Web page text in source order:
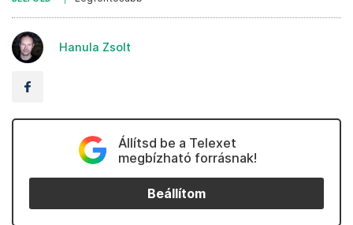
Hanula Zsolt
Állítsd be a Telexet
megbízható forrásnak!
Beállítom